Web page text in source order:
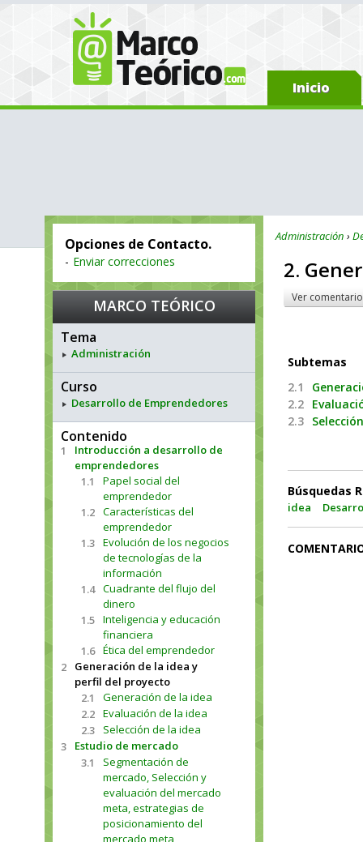
Inicio
Opciones de Contacto.
- Enviar correcciones
MARCO TEÓRICO
Tema
Administración
Curso
Desarrollo de Emprendedores
Contenido
1
Introducción a desarrollo de
emprendedores
1.1
Papel social del
emprendedor
1.2 Características del
emprendedor
1.3 Evolución de los negocios
de tecnologías de la
información
1.4 Cuadrante del flujo del
dinero
1.5 Inteligencia y educación
financiera
1.6 Ética del emprendedor
2
Generación de la idea y
perfil del proyecto
2.1
Generación de la idea
2.2 Evaluación de la idea
2.3
Selección de la idea
3
Estudio de mercado
3.1
Segmentación de
mercado, Selección y
evaluación del mercado
meta, estrategias de
posicionamiento del
mercado meta
Administración
2.
Ver
Subtemas
2.1
2.2
2.3
Búsquedas
idea